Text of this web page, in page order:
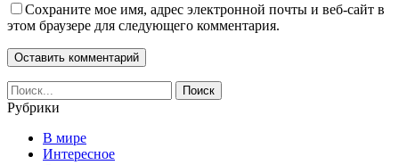
Сохраните мое имя, адрес электронной почты и веб-сайт в
этом браузере для следующего комментария.
Рубрики
В мире
Интересное